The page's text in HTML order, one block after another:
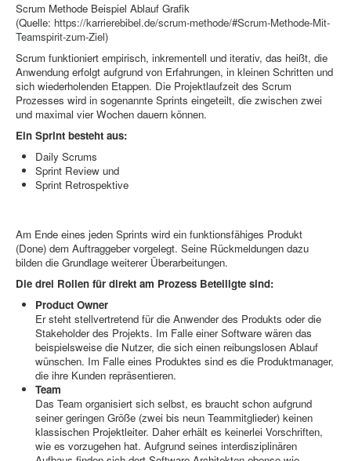
Scrum Methode Beispiel Ablauf Grafik
(Quelle: https://karrierebibel.de/scrum-methode/#Scrum-Methode-Mit-
Teamspirit-zum-Ziel)
Scrum funktioniert empirisch, inkrementell und iterativ, das heißt, die
Anwendung erfolgt aufgrund von Erfahrungen, in kleinen Schritten und
sich wiederholenden Etappen. Die Projektlaufzeit des Scrum
Prozesses wird in sogenannte Sprints eingeteilt, die zwischen zwei
und maximal vier Wochen dauern können.
Ein Sprint besteht aus:
Daily Scrums
Sprint Review und
Sprint Retrospektive
Am Ende eines jeden Sprints wird ein funktionsfähiges Produkt
(Done) dem Auftraggeber vorgelegt. Seine Rückmeldungen dazu
bilden die Grundlage weiterer Überarbeitungen.
Die drei Rollen für direkt am Prozess Beteiligte sind:
Product Owner
Er steht stellvertretend für die Anwender des Produkts oder die
Stakeholder des Projekts. Im Falle einer Software wären das
beispielsweise die Nutzer, die sich einen reibungslosen Ablauf
wünschen. Im Falle eines Produktes sind es die Produktmanager,
die ihre Kunden repräsentieren.
Team
Das Team organisiert sich selbst, es braucht schon aufgrund
seiner geringen Größe (zwei bis neun Teammitglieder) keinen
klassischen Projektleiter. Daher erhält es keinerlei Vorschriften,
wie es vorzugehen hat. Aufgrund seines interdisziplinären